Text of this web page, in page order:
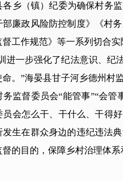
（镇）纪委为确保村务监
部廉政风险防控制度》《村
工作规范》等一系列切合
一步强化了纪法意识、纪法
。”海晏县甘子河乡德州村
督委员会“能管事”“会管
员会怎么干、干什么、干得
发生在群众身边的违纪违法
的目的，保障乡村治理体